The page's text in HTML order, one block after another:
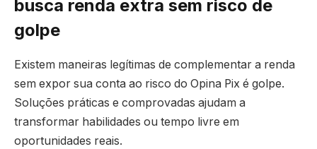
busca renda extra sem risco de
golpe
Existem maneiras legítimas de complementar a renda
sem expor sua conta ao risco do Opina Pix é golpe.
Soluções práticas e comprovadas ajudam a
transformar habilidades ou tempo livre em
oportunidades reais.